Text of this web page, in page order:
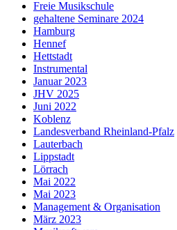
Freie Musikschule
gehaltene Seminare 2024
Hamburg
Hennef
Hettstadt
Instrumental
Januar 2023
JHV 2025
Juni 2022
Koblenz
Landesverband Rheinland-Pfalz
Lauterbach
Lippstadt
Lörrach
Mai 2022
Mai 2023
Management & Organisation
März 2023